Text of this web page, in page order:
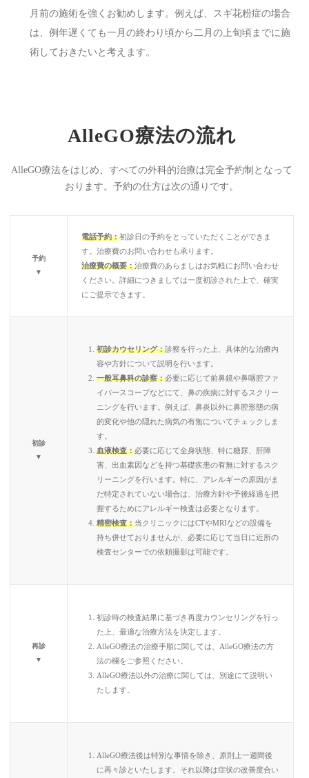
月前の施術を強くお勧めします。例えば、スギ花粉症の場合
は、例年遅くても一月の終わり頃から二月の上旬頃までに施
術しておきたいと考えます。
AlleGO療法の流れ
AlleGO療法をはじめ、すべての外科的治療は完全予約制となって
おります。予約の仕方は次の通りです。
予約
▼
電話予約：初診日の予約をとっていただくことができま
す。治療費のお問い合わせも承ります。
治療費の概要：治療費のあらましはお気軽にお問い合わせ
ください。詳細につきましては一度初診された上で、確実
にご提示できます。
初診
▼
初診カウセリング：診察を行った上、具体的な治療内
容や方針について説明を行います。
一般耳鼻科の診察：必要に応じて前鼻鏡や鼻咽腔ファ
イバースコープなどにて、鼻の疾病に対するスクリー
ニングを行います。例えば、鼻炎以外に鼻腔形態の病
的変化や他の隠れた病気の有無についてチェックしま
す。
血液検査：必要に応じて全身状態、特に糖尿、肝障
害、出血素因などを持つ基礎疾患の有無に対するスク
リーニングを行います。特に、アレルギーの原因がま
だ特定されていない場合は、治療方針や予後経過を把
握するためにアレルギー検査は必要となります。
精密検査：当クリニックにはCTやMRIなどの設備を
持ち併せておりませんが、必要に応じて当日に近所の
検査センターでの依頼撮影は可能です。
再診
▼
初診時の検査結果に基づき再度カウンセリングを行っ
た上、最適な治療方法を決定します。
AlleGO療法の治療手順に関しては、AlleGO療法の方
法の欄をご参照ください。
AlleGO療法以外の治療に関しては、別途にて説明い
たします。
AlleGO療法後は特別な事情を除き、原則上一週間後
に再々診といたします。それ以降は症状の改善度合い